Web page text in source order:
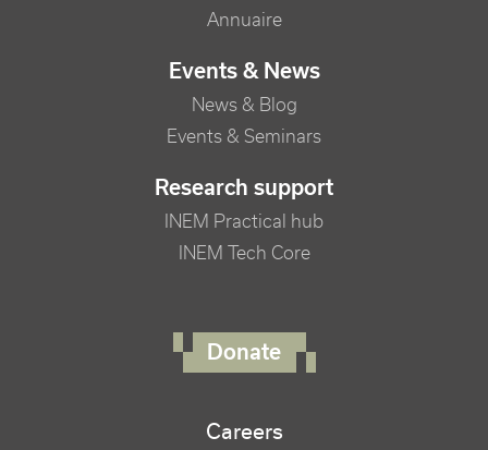
Annuaire
Events & News
News & Blog
Events & Seminars
Research support
INEM Practical hub
INEM Tech Core
Donate
Careers